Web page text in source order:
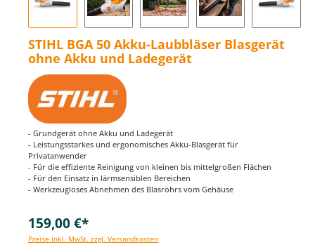
STIHL BGA 50 Akku-Laubbläser Blasgerät
ohne Akku und Ladegerät
- Grundgerät ohne Akku und Ladegerät
- Leistungsstarkes und ergonomisches Akku-Blasgerät für
Privatanwender
- Für die effiziente Reinigung von kleinen bis mittelgroßen Flächen
- Für den Einsatz in lärmsensiblen Bereichen
- Werkzeugloses Abnehmen des Blasrohrs vom Gehäuse
159,00 €*
Preise inkl. MwSt. zzgl. Versandkosten